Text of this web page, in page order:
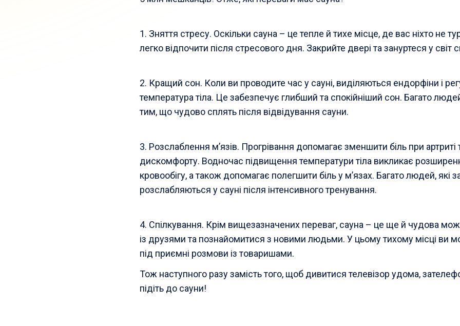
1. Зняття стресу. Оскільки сауна – це тепле й тихе місце, де вас ніхто не
легко відпочити після стресового дня. Закрийте двері та зануртеся у світ
2. Кращий сон. Коли ви проводите час у сауні, виділяються ендорфіни і
температура тіла. Це забезпечує глибший та спокійніший сон. Багато
тим, що чудово сплять після відвідування сауни.
3. Розслаблення м’язів. Прогрівання допомагає зменшити біль при артриті
дискомфорту. Водночас підвищення температури тіла викликає
кровообігу, а також допомагає полегшити біль у м’язах. Багато людей, які
розслабляються у сауні після інтенсивного тренування.
4. Спілкування. Крім вищезазначених переваг, сауна – це ще й чудова
із друзями та познайомитися з новими людьми. У цьому тихому місці ви
під приємні розмови із товаришами.
Тож наступного разу замість того, щоб дивитися телевізор удома,
підіть до сауни!